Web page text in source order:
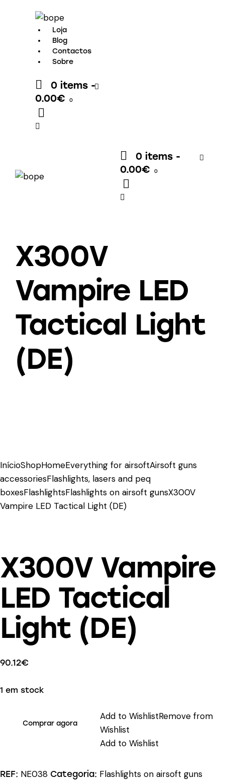
Loja
Blog
Contactos
Sobre
0 items -
0.00€
0
0 items -
0.00€
0
X300V
Vampire LED
Tactical Light
(DE)
InícioShopHomeEverything for airsoftAirsoft guns
accessoriesFlashlights, lasers and peq
boxesFlashlightsFlashlights on airsoft gunsX300V
Vampire LED Tactical Light (DE)
X300V Vampire
LED Tactical
Light (DE)
90.12€
1 em stock
Comprar agora
Add to WishlistRemove from
Wishlist
Add to Wishlist
REF: NE038 Categoria: Flashlights on airsoft guns